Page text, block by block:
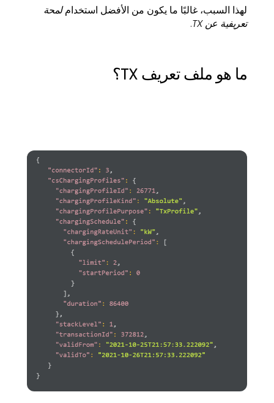
لهذا السبب، غالبًا ما يكون من الأفضل استخداملمحة
تعريفية عن TX
.
ما هو ملف تعريف TX؟